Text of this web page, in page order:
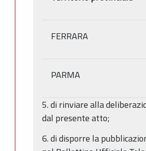
FERRARA
PARMA
5. di rinviare alla
dal presente atto;
6. di disporre la